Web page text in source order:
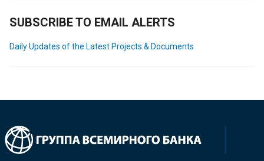
SUBSCRIBE TO EMAIL ALERTS
Daily Updates of the Latest Projects & Documents